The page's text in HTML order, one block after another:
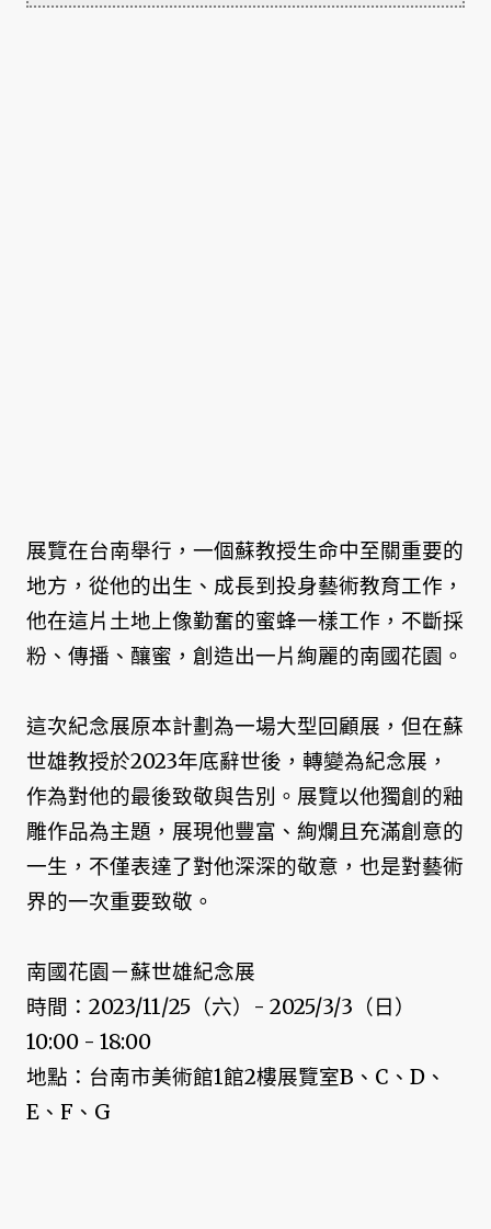
展覽在台南舉行，一個蘇教授生命中至關重要的
地方，從他的出生、成長到投身藝術教育工作，
他在這片土地上像勤奮的蜜蜂一樣工作，不斷採
粉、傳播、釀蜜，創造出一片絢麗的南國花園。
這次紀念展原本計劃為一場大型回顧展，但在蘇
世雄教授於2023年底辭世後，轉變為紀念展，
作為對他的最後致敬與告別。展覽以他獨創的釉
雕作品為主題，展現他豐富、絢爛且充滿創意的
一生，不僅表達了對他深深的敬意，也是對藝術
界的一次重要致敬。
南國花園－蘇世雄紀念展
時間：2023/11/25（六）- 2025/3/3（日）
10:00 - 18:00
地點：台南市美術館1館2樓展覽室B、C、D、
E、F、G